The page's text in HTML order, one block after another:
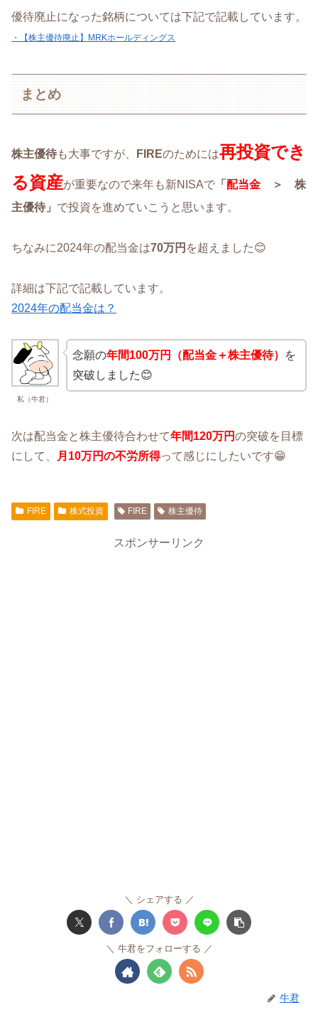
優待廃止になった銘柄については下記で記載しています。
・【株主優待廃止】MRKホールディングス
まとめ
株主優待も大事ですが、 FIREのためには再投資でき
る資産が重要なので来年も新NISAで 「 配当金 ＞ 株
主優待」 で投資を進めていこうと思います。
ちなみに2024年の配当金は70万円 を超えました😊
詳細は下記で記載しています。
2024年の配当金は？
私（牛君）
念願の年間100万円（配当金＋株主優待）
を
突破しました😊
次は配当金と株主優待合わせて年間120万円の突破を目標
にして、
月10万円の不労所得って感じにしたいです😁
FIRE 株式投資 FIRE 株主優待
スポンサーリンク
シェアする
牛君をフォローする
牛君